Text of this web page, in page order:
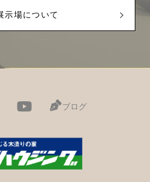
示場について
ブログ